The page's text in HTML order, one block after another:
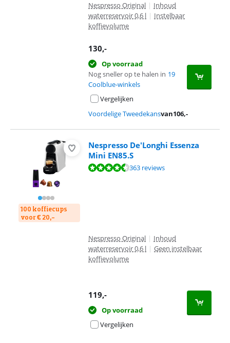
Nespresso Original | Inhoud
waterreservoir 0,6 l | Instelbaar
koffievolume
130,-
Op voorraad
Nog sneller op te halen in 19
Coolblue-winkels
Vergelijken
Voordelige Tweedekansvan106,-
100 koffiecups
voor € 20,-
Nespresso De'Longhi Essenza
Mini EN85.S
Beoordeling is 8,8 van de 10, gebaseerd op 363 reviews.
363 reviews
Nespresso Original | Inhoud
waterreservoir 0,6 l | Geen instelbaar
koffievolume
119,-
Op voorraad
Vergelijken